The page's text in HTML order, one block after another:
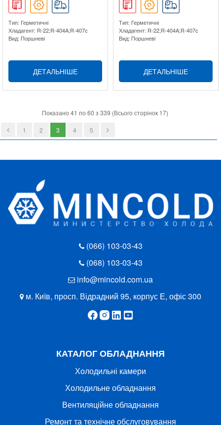
Тип: Герметичні
Хладагент: R-22;R-404A;R-407c
Вид: Поршневі
ДЕТАЛЬНІШЕ
Тип: Герметичні
Хладагент: R-22;R-404A;R-407c
Вид: Поршневі
ДЕТАЛЬНІШЕ
Показано 41 по 60 з 339 (Всього сторінок 17)
1 2 3 4 5
(066) 103-03-43
(068) 103-03-43
info@mincold.com.ua
м. Київ, просп. Відрадний 95, корпус Е, офіс 300
КАТАЛОГ ОБЛАДНАННЯ
Холодильні камери
Холодильне обладнання
Вентиляційне обладнання
Ремонт та технічне обслуговування